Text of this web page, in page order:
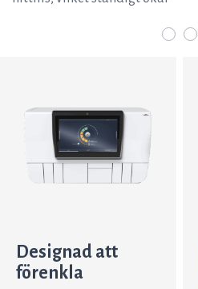
Designad att
förenkla